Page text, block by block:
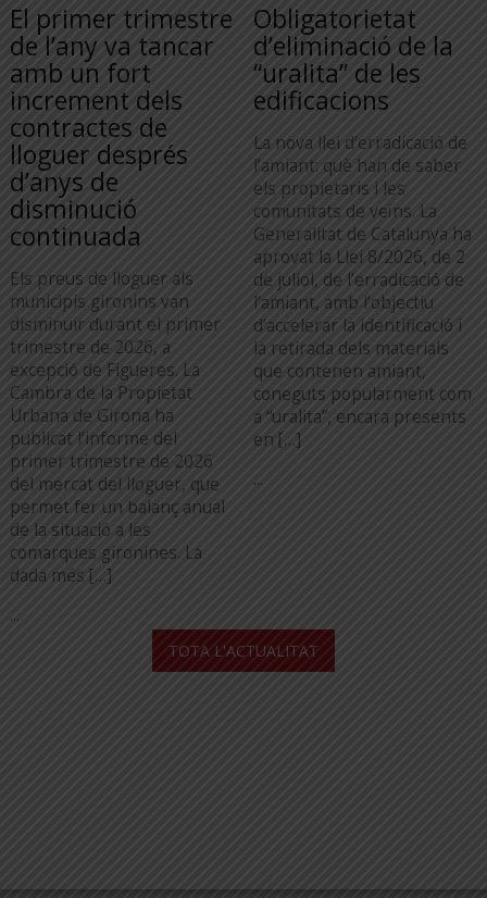
El primer trimestre
de l’any va tancar
amb un fort
increment dels
contractes de
lloguer després
d’anys de
disminució
continuada
Els preus de lloguer als
municipis gironins van
disminuir durant el primer
trimestre de 2026, a
excepció de Figueres. La
Cambra de la Propietat
Urbana de Girona ha
publicat l’informe del
primer trimestre de 2026
del mercat del lloguer, que
permet fer un balanç anual
de la situació a les
comarques gironines. La
dada més […]
...
Obligatorietat
d’eliminació de la
“uralita” de les
edificacions
La nova llei d’erradicació de
l’amiant: què han de saber
els propietaris i les
comunitats de veïns. La
Generalitat de Catalunya ha
aprovat la Llei 8/2026, de 2
de juliol, de l’erradicació de
l’amiant, amb l’objectiu
d’accelerar la identificació i
la retirada dels materials
que contenen amiant,
coneguts popularment com
a “uralita”, encara presents
en […]
...
TOTA L'ACTUALITAT